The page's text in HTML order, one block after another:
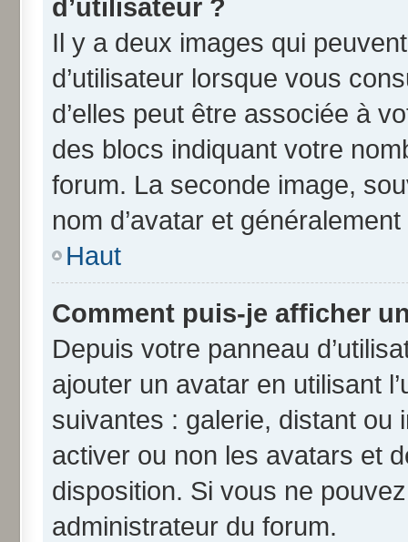
d’utilisateur ?
Il y a deux images qui
d’utilisateur lorsque vous
d’elles peut être associée à
des blocs indiquant votre
forum. La seconde image,
nom d’avatar et
Haut
Comment puis-je afficher
Depuis votre panneau
ajouter un avatar en utilisant
suivantes : galerie, distant ou
activer ou non les avatars et
disposition. Si vous ne
administrateur du forum.